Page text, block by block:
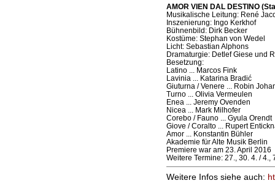
AMOR VIEN DAL DESTINO
Musikalische Leitung: René
Inszenierung: Ingo Kerkhof
Bühnenbild: Dirk Becker
Kostüme: Stephan von Wedel
Licht: Sebastian Alphons
Dramaturgie: Detlef Giese und
Besetzung:
Latino ... Marcos Fink
Lavinia ... Katarina Bradić
Giuturna / Venere ... Robin
Turno ... Olivia Vermeulen
Enea ... Jeremy Ovenden
Nicea ... Mark Milhofer
Corebo / Fauno ... Gyula Orendt
Giove / Coralto ... Rupert
Amor ... Konstantin Bühler
Akademie für Alte Musik Berlin
Premiere war am 23. April 2016
Weitere Termine: 27., 30. 4. / 4.,
Weitere Infos siehe auch: